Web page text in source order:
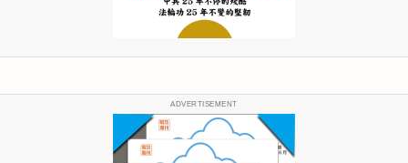
ADVERTISEMENT